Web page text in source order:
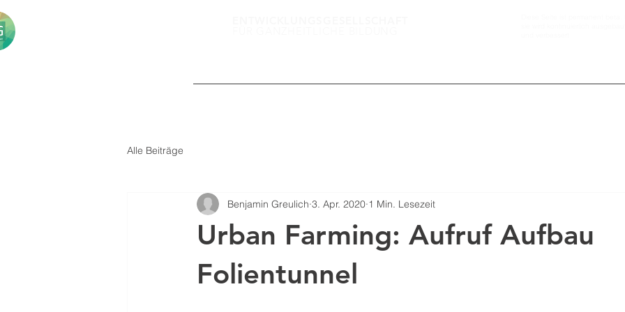
Alle Beiträge
Urban Farming: Aufruf Aufbau
Folientunnel
Benjamin Greulich 3. Apr. 2020 1 Min. Lesezeit